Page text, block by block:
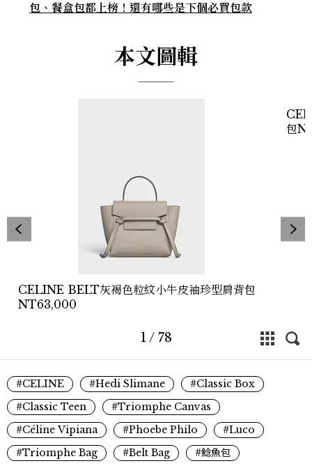
包、餐盒包都上榜！還有哪些是下個必買包款
本文圖輯
CELINE BELT灰褐色粒紋小牛皮袖珍型肩背包
NT63,000
包
1 / 78
#CELINE #Hedi Slimane
#Classic Box
#Classic Teen
#Triomphe Canvas
#Céline Vipiana
#Phoebe Philo
#Luco
#Triomphe Bag
#Belt Bag #鯰魚包